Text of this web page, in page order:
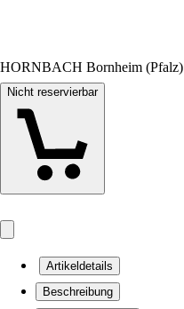
HORNBACH Bornheim (Pfalz)
Nicht reservierbar
Artikeldetails
Beschreibung